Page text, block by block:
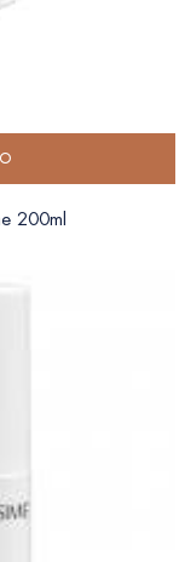
200ml